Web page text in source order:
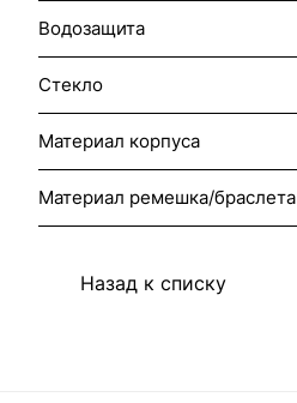
Водозащита
Стекло
Материал корпуса
Материал ремешка/браслета
Назад к списку